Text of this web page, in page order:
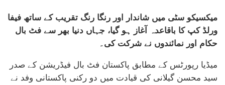
میکسیکو سٹی میں شاندار اور رنگا رنگ تقریب کے ساتھ فیفا
ورلڈ کپ کا باقاعدہ آغاز ہو گیا، جہاں دنیا بھر سے فٹ بال
حکام اور نمائندوں نے شرکت کی۔
میڈیا رپورٹس کے مطابق پاکستان فٹ بال فیڈریشن کے صدر
سید محسن گیلانی کی قیادت میں دو رکنی پاکستانی وفد نے